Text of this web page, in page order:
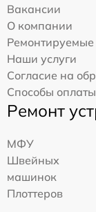
Вакансии
О компании
Наши услуги
Согласие на
Способы оплаты
Ремонт
МФУ
Швейных
машинок
Плоттеров